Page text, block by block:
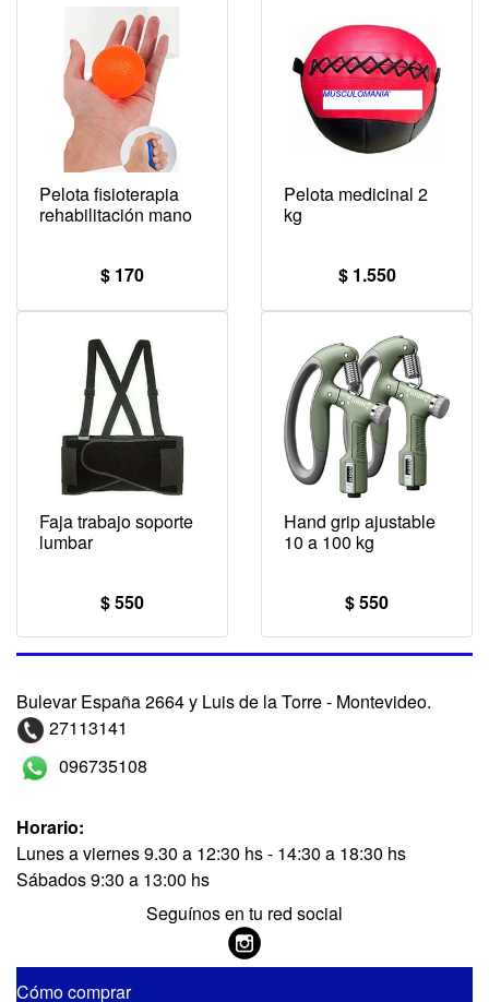
Pelota fisioterapia
rehabilitación mano
$ 170
Pelota medicinal 2
kg
$ 1.550
Faja trabajo soporte
lumbar
$ 550
Hand grip ajustable
10 a 100 kg
$ 550
Bulevar España 2664 y Luis de la Torre - Montevideo.
27113141
096735108
Horario:
Lunes a viernes 9.30 a 12:30 hs - 14:30 a 18:30 hs
Sábados 9:30 a 13:00 hs
Seguínos en tu red social
Cómo comprar